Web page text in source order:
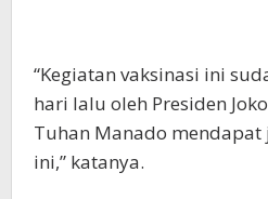
“Kegiatan vaksinasi ini
hari lalu oleh Presiden
Tuhan Manado
ini,” katanya.